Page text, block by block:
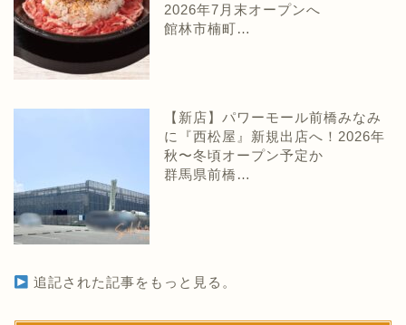
2026年7月末オープンへ
館林市楠町…
【新店】パワーモール前橋みなみ
に『西松屋』新規出店へ！2026年
秋〜冬頃オープン予定か
群馬県前橋…
追記された記事をもっと見る。